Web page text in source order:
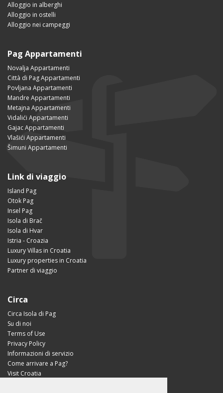
Alloggio in alberghi
Alloggio in ostelli
Alloggio nei campeggi
Pag Appartamenti
Novalja Appartamenti
Città di Pag Appartamenti
Povljana Appartamenti
Mandre Appartamenti
Metajna Appartamenti
Vidalići Appartamenti
Gajac Appartamenti
Vlašići Appartamenti
Šimuni Appartamenti
Link di viaggio
Island Pag
Otok Pag
Insel Pag
Isola di Brač
Isola di Hvar
Istria - Croazia
Luxury Villas in Croatia
Luxury properties in Croatia
Partner di viaggio
Circa
Circa Isola di Pag
Su di noi
Terms of Use
Privacy Policy
Informazioni di servizio
Come arrivare a Pag?
Visit Croatia